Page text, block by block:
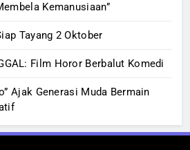
Kemanusiaan”
Tayang 2 Oktober
Film Horor Berbalut Komedi
Ajak Generasi Muda Bermain